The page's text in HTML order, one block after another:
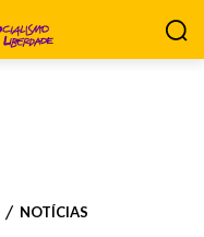
NOTÍCIAS